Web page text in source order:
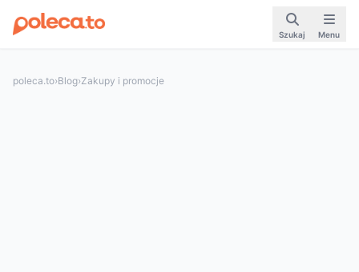
Szukaj Menu
poleca.to›Blog›Zakupy i promocje